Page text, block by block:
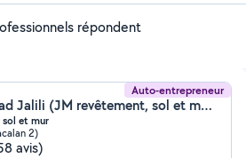
répondent
Auto-entrepreneur
Mohammad Jalili (JM revêtement, sol et mur)
sol et mur
2)
avis)